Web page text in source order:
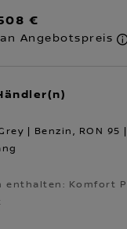
€
Angebotspreis
| Benzin, RON 95 |
enthalten: Komfort